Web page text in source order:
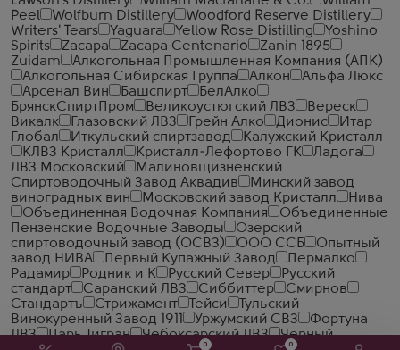
0 0
Peel
Wolfburn Distillery
Woodford Reserve Distillery
Writers' Tears
Yaguara Yellow Rose Distilling
Yoshino
Spirits
Zacapa Zacapa Centenario
Zanin 1895
Zuidam
Алкогольная Промышленная Компания (АПК)
Алкогольная Сибирская Группа
Алкон
Альфа Люкс
Арсенал Вин
Башспирт
БелАлко
БрянскСпиртПром
Великоустюгский ЛВЗ
Вереск
Викалк
Глазовский ЛВЗ Грейн Алко Дионис
Итар
Глобал
Иткульский спиртзавод
Калужский Кристалл
КЛВЗ Кристалл
Кристалл-Лефортово ГК
Ладога
ЛВЗ Московский
Малиновщизненский
Спиртоводочный Завод Аквадив
Минский завод
виноградных вин
Московский завод Кристалл
Нива
Объединенная Водочная Компания
Объединенные
Пензенские Водочные Заводы
Озерский
спиртоводочный завод (ОСВЗ)
ООО ССБ
Опытный
завод НИВА
Первый Купажный Завод
Пермалко
Радамир
Родник и К Русский Север
Русский
стандарт
Саранский ЛВЗ Сиббиттер
Смирнов
Стандартъ
Стрижамент Тейси
Тульский
Винокуренный Завод 1911
Уржумский СВЗ
Фортуна
ЛВЗ
Царь Тигран Чебоксарский ЛВЗ
Черный